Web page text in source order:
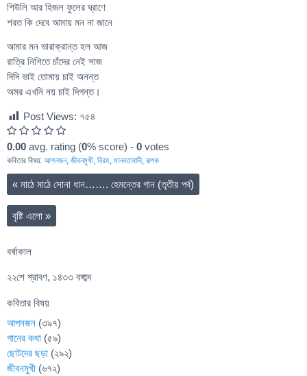
শিউলি আর হিজল ফুলের ঘ্রাণে
শরত কি দেবে আমায় মন না জানে
আমার মন ভারাক্রান্ত হল আজ
রাত্রি নিশিতে চাঁদের নেই সাজ
দিদি ভাই তোমায় চাই অনন্ত
অমর এখনি নয় চাই দিগন্ত।
Post Views: ৭৫৪
0.00 avg. rating (0% score) - 0 votes
কবিতার বিষয়: আপনজন, জীবনমুখী, বিরহ, মানবতাবাদী,রূপক
« মাঠে মাঠে সোনা ধান……. হেমন্তের গান (তৃতীয় পর্ব)
বৃষ্টি এলো »
বর্ষাকাল
২২শে শ্রাবণ, ১৪৩৩ বঙ্গাব্দ
কবিতার বিষয়
আপনজন (৩৯৭)
গানের কথা (৫৯)
ছোটদের ছড়া (২৯২)
জীবনমুখী (৬৭২)